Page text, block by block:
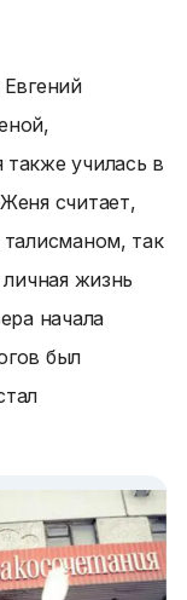
училась в
считает,
так
жизнь
начала
был